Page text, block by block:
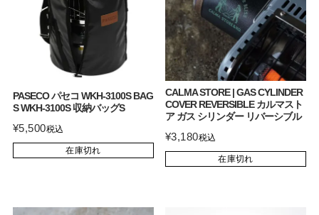
PASECO パセコ WKH-3100S BAG
S WKH-3100S 収納バッグS
¥5,500税込
在庫切れ
CALMA STORE | GAS CYLINDER
COVER REVERSIBLE カルマスト
ア ガス シリンダー リバーシブル
¥3,180税込
在庫切れ